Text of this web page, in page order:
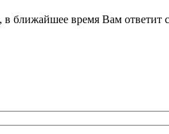
ближайшее время Вам ответит